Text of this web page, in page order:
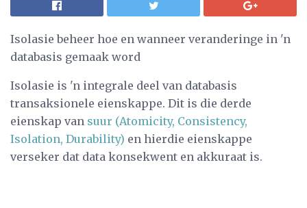
Isolasie beheer hoe en wanneer veranderinge in 'n
databasis gemaak word
Isolasie is 'n integrale deel van databasis
transaksionele eienskappe. Dit is die derde
eienskap van suur (Atomicity, Consistency,
Isolation, Durability) en hierdie eienskappe
verseker dat data konsekwent en akkuraat is.